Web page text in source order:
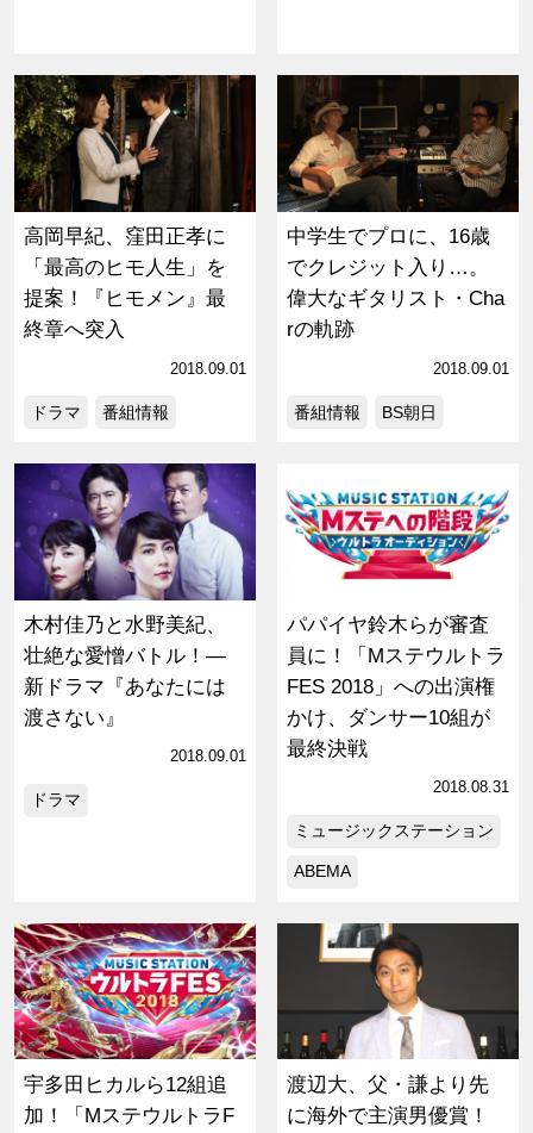
高岡早紀、窪田正孝に
「最高のヒモ人生」を
提案！『ヒモメン』最
終章へ突入
2018.09.01
ドラマ 番組情報
中学生でプロに、16歳
でクレジット入り…。
偉大なギタリスト・Cha
rの軌跡
2018.09.01
番組情報 BS朝日
木村佳乃と水野美紀、
壮絶な愛憎バトル！―
新ドラマ『あなたには
渡さない』
2018.09.01
ドラマ
パパイヤ鈴木らが審査
員に！「Mステウルトラ
FES 2018」への出演権
かけ、ダンサー10組が
最終決戦
2018.08.31
ミュージックステーション
ABEMA
宇多田ヒカルら12組追
加！「MステウルトラF
渡辺大、父・謙より先
に海外で主演男優賞！